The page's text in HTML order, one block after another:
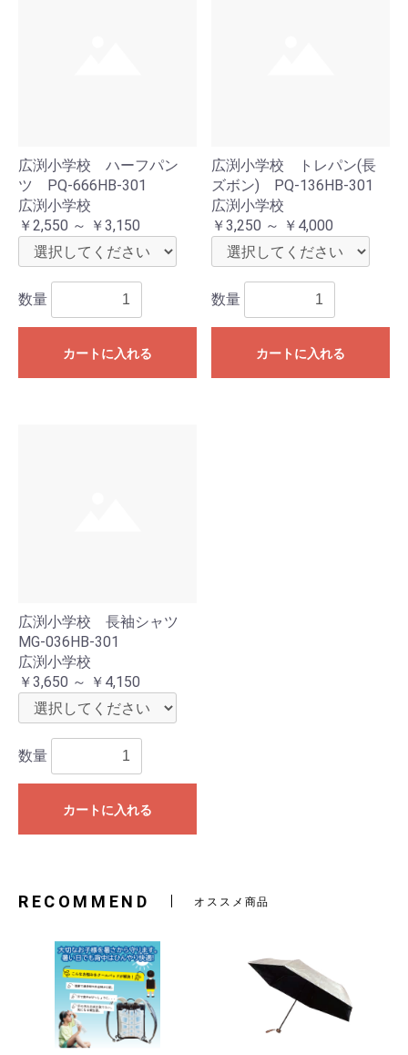
広渕小学校 ハーフパン
ツ PQ-666HB-301
広渕小学校
￥2,550 ～ ￥3,150
数量
カートに入れる
広渕小学校 トレパン(長
ズボン) PQ-136HB-301
広渕小学校
￥3,250 ～ ￥4,000
数量
カートに入れる
広渕小学校 長袖シャツ
MG-036HB-301
広渕小学校
￥3,650 ～ ￥4,150
数量
カートに入れる
RECOMMEND オススメ商品